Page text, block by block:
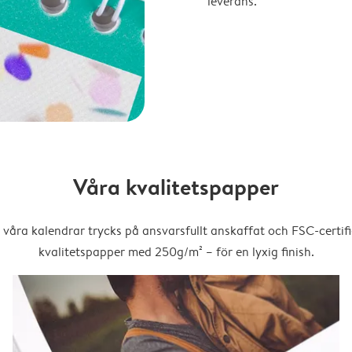
Våra kvalitetspapper
kalendrar trycks på ansvarsfullt anskaffat och FSC-
kvalitetspapper med 250g/m² – för en lyxig finish.